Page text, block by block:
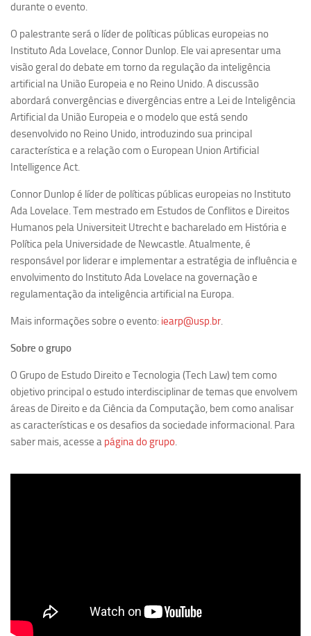
Geciane Silveira Porto
Maria Paula Costa Bertran
Professor Sênior
Professores Seniores Encerrados
Institucional
Estrutura do polo
Espaço de Eventos
Projetos
Ciência com Pipoca
Ciência Por Elas
Pint of Science
União Pró-Vacina
USP Analisa
Publicações
Documentos
durante o evento.
O palestrante será o líder de políticas públicas europeias no
Instituto Ada Lovelace, Connor Dunlop. Ele vai apresentar uma
visão geral do debate em torno da regulação da inteligência
artificial na União Europeia e no Reino Unido. A discussão
abordará convergências e divergências entre a Lei de Inteligência
Artificial da União Europeia e o modelo que está sendo
desenvolvido no Reino Unido, introduzindo sua principal
característica e a relação com o European Union Artificial
Intelligence Act.
Connor Dunlop é líder de políticas públicas europeias no Instituto
Ada Lovelace. Tem mestrado em Estudos de Conflitos e Direitos
Humanos pela Universiteit Utrecht e bacharelado em História e
Política pela Universidade de Newcastle. Atualmente, é
responsável por liderar e implementar a estratégia de influência e
envolvimento do Instituto Ada Lovelace na governação e
regulamentação da inteligência artificial na Europa.
Mais informações sobre o evento: iearp@usp.br.
Sobre o grupo
O Grupo de Estudo Direito e Tecnologia (Tech Law) tem como
objetivo principal o estudo interdisciplinar de temas que envolvem
áreas de Direito e da Ciência da Computação, bem como analisar
as características e os desafios da sociedade informacional. Para
saber mais, acesse a página do grupo.